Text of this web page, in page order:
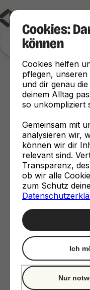
Cookies:
können
Cookies helfen
pflegen,
und dir genau
deinem Alltag
so unkompliziert
Gemeinsam mit
analysieren wir,
können wir dir
relevant sind.
Transparenz,
ob wir alle
zum Schutz
Nur
Ich